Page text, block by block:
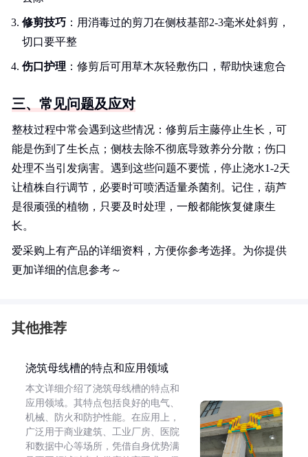
修剪技巧 ：用消毒过的剪刀在侧枝基部2-3毫米处斜剪，
切口要平整
伤口护理 ：修剪后可用草木灰轻敷伤口，帮助快速愈合
三、常见问题及应对
整枝过程中常会遇到这些情况：修剪后主藤停止生长，可
能是伤到了生长点；侧枝去除不彻底导致养分分散；伤口
处理不当引发病害。遇到这些问题不要慌，停止浇水1-2天
让植株自行调节，必要时可喷洒适量杀菌剂。记住，葫芦
是很顽强的植物，只要及时处理，一般都能恢复健康生
长。
爱采购上有产品的详细资料，方便你参考选择。为你提供
更加详细的信息参考～
其他推荐
浇筑母线槽的特点和应用领域
本文详细介绍了浇筑母线槽的特点和
应用领域。其特点包括良好的电气、
机械、防火和防护性能。在应用上，
广泛用于商业建筑、工业厂房、医院
和数据中心等场所，凭借自身优势满